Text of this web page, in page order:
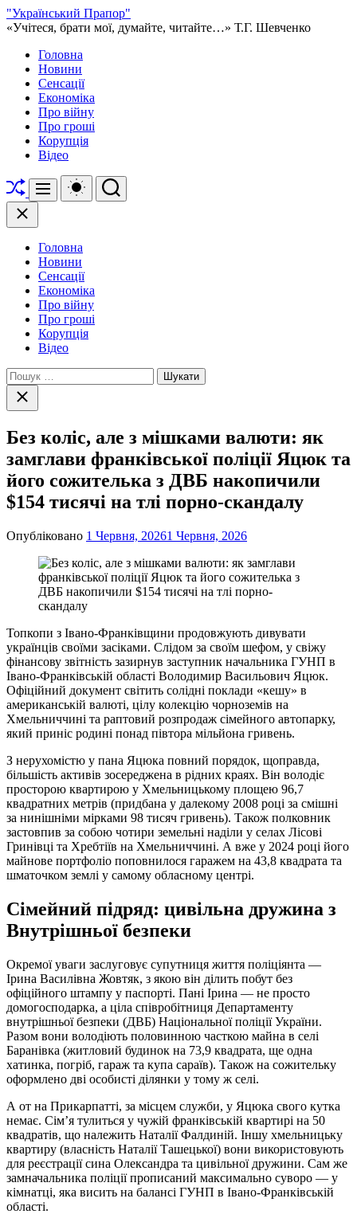
Перейти
до
"Український Прапор"
«Учітеся, брати мої, думайте, читайте…» Т.Г. Шевченко
Головна
Новини
Сенсації
Економіка
Про війну
Про гроші
Корупція
Відео
Перетасувати
Меню
Перемикач
кольорового
Пошук
Закрити
Головна
Новини
Сенсації
Економіка
Про війну
Про гроші
Корупція
Відео
Пошук:
Закрити
пошук
Без коліс, але з мішками валюти: як
замглави франківської поліції Яцюк та
його сожителька з ДВБ накопичили
$154 тисячі на тлі порно-скандалу
Опубліковано 1 Червня, 20261 Червня, 2026
Топкопи з Івано-Франківщини продовжують дивувати
українців своїми засіками. Слідом за своїм шефом, у свіжу
фінансову звітність зазирнув заступник начальника ГУНП в
Івано-Франківській області Володимир Васильович Яцюк.
Офіційний документ світить солідні поклади «кешу» в
американській валюті, цілу колекцію чорноземів на
Хмельниччині та раптовий розпродаж сімейного автопарку,
який приніс родині понад півтора мільйона гривень.
З нерухомістю у пана Яцюка повний порядок, щоправда,
більшість активів зосереджена в рідних краях. Він володіє
просторою квартирою у Хмельницькому площею 96,7
квадратних метрів (придбана у далекому 2008 році за смішні
за нинішніми мірками 98 тисяч гривень). Також полковник
застовпив за собою чотири земельні наділи у селах Лісові
Гринівці та Хребтіїв на Хмельниччині. А вже у 2024 році його
майнове портфоліо поповнилося гаражем на 43,8 квадрата та
шматочком землі у самому обласному центрі.
Сімейний підряд: цивільна дружина з
Внутрішньої безпеки
Окремої уваги заслуговує супутниця життя поліціянта —
Ірина Василівна Жовтяк, з якою він ділить побут без
офіційного штампу у паспорті. Пані Ірина — не просто
домогосподарка, а ціла співробітниця Департаменту
внутрішньої безпеки (ДВБ) Національної поліції України.
Разом вони володіють половинною часткою майна в селі
Баранівка (житловий будинок на 73,9 квадрата, ще одна
хатинка, погріб, гараж та купа сараїв). Також на сожительку
оформлено дві особисті ділянки у тому ж селі.
А от на Прикарпатті, за місцем служби, у Яцюка свого кутка
немає. Сім’я тулиться у чужій франківській квартирі на 50
квадратів, що належить Наталії Фалдиній. Іншу хмельницьку
квартиру (власність Наталії Ташецької) вони використовують
для реєстрації сина Олександра та цивільної дружини. Сам же
замначальника поліції прописаний максимально суворо — у
кімнатці, яка висить на балансі ГУНП в Івано-Франківській
області.